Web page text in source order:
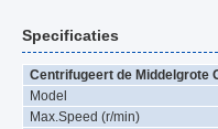
Specificaties
Centrifugeert de Middelgrote
Model
Max.Speed (r/min)